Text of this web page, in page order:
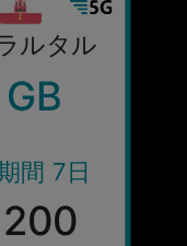
ルタル
GB
間 7日